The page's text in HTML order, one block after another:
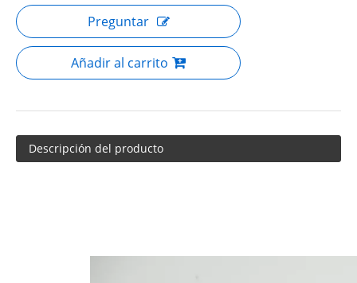
Preguntar
Añadir al carrito
Descripción del producto